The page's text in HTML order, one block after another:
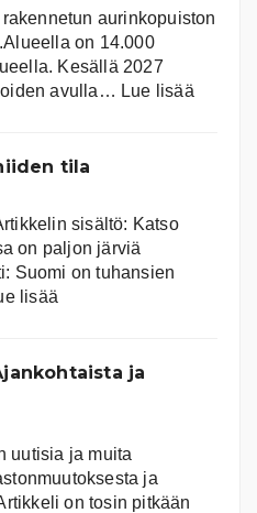
aurinkopuiston
on 14.000
Kesällä 2027
avulla… Lue lisää:
tila
sisältö: Katso
on pal­jon jär­viä
Suomi on tuhansien
lisää
ja
ja
uutisia ja muita
ja
on tosin pitkään